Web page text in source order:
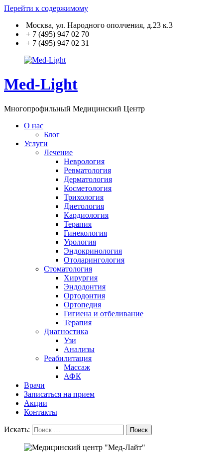
Перейти к содержимому
Москва, ул. Народного ополчения, д.23 к.3
+ 7 (495) 947 02 70
+ 7 (495) 947 02 31
Med-Light
Многопрофильный Медицинский Центр
О нас
Блог
Услуги
Лечение
Неврология
Ревматология
Дерматология
Косметология
Трихология
Диетология
Кардиология
Терапия
Гинекология
Урология
Эндокринология
Отоларингология
Стоматология
Хирургия
Эндодонтия
Ортодонтия
Ортопедия
Гигиена и отбеливание
Терапия
Диагностика
Узи
Анализы
Реабилитация
Массаж
АФК
Врачи
Записаться на прием
Акции
Контакты
Искать: Поиск